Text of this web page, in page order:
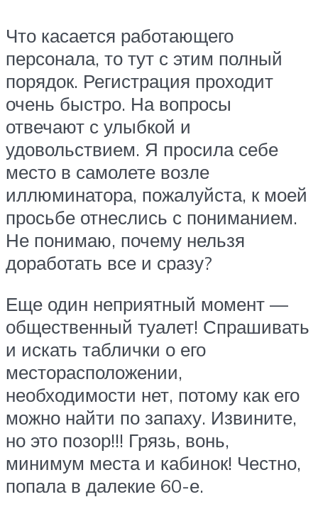
Что касается работающего
персонала, то тут с этим полный
порядок. Регистрация проходит
очень быстро. На вопросы
отвечают с улыбкой и
удовольствием. Я просила себе
место в самолете возле
иллюминатора, пожалуйста, к моей
просьбе отнеслись с пониманием.
Не понимаю, почему нельзя
доработать все и сразу?
Еще один неприятный момент —
общественный туалет! Спрашивать
и искать таблички о его
месторасположении,
необходимости нет, потому как его
можно найти по запаху. Извините,
но это позор!!! Грязь, вонь,
минимум места и кабинок! Честно,
попала в далекие 60-е.